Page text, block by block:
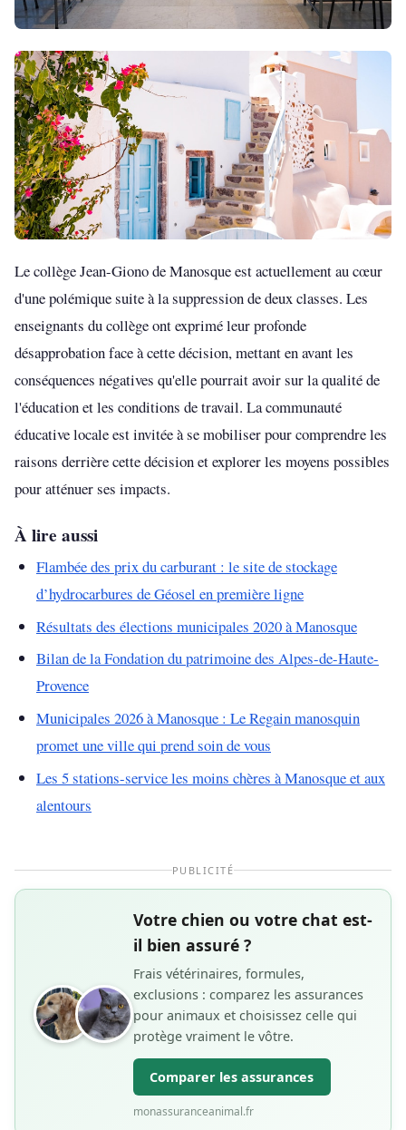
Le collège Jean-Giono de Manosque est actuellement au cœur
d'une polémique suite à la suppression de deux classes. Les
enseignants du collège ont exprimé leur profonde
désapprobation face à cette décision, mettant en avant les
conséquences négatives qu'elle pourrait avoir sur la qualité de
l'éducation et les conditions de travail. La communauté
éducative locale est invitée à se mobiliser pour comprendre les
raisons derrière cette décision et explorer les moyens possibles
pour atténuer ses impacts.
À lire aussi
Flambée des prix du carburant : le site de stockage
d’hydrocarbures de Géosel en première ligne
Résultats des élections municipales 2020 à Manosque
Bilan de la Fondation du patrimoine des Alpes-de-Haute-
Provence
Municipales 2026 à Manosque : Le Regain manosquin
promet une ville qui prend soin de vous
Les 5 stations-service les moins chères à Manosque et aux
alentours
PUBLICITÉ
Votre chien ou votre chat est-
il bien assuré ?
Frais vétérinaires, formules,
exclusions : comparez les assurances
pour animaux et choisissez celle qui
protège vraiment le vôtre.
Comparer les assurances
monassuranceanimal.fr